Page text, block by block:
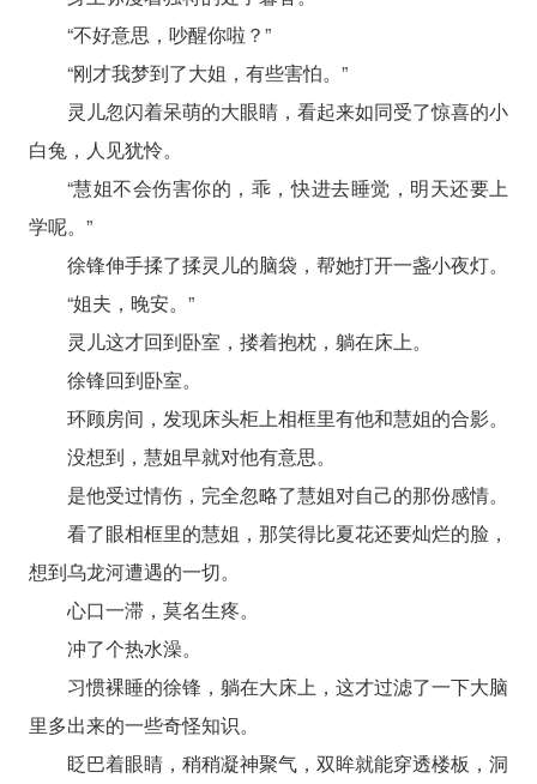
“不好意思，吵醒你啦？”
“刚才我梦到了大姐，有些害怕。”
灵儿忽闪着呆萌的大眼睛，看起来如同受了惊喜的小
白兔，人见犹怜。
“慧姐不会伤害你的，乖，快进去睡觉，明天还要上
学呢。”
徐锋伸手揉了揉灵儿的脑袋，帮她打开一盏小夜灯。
“姐夫，晚安。”
灵儿这才回到卧室，搂着抱枕，躺在床上。
徐锋回到卧室。
环顾房间，发现床头柜上相框里有他和慧姐的合影。
没想到，慧姐早就对他有意思。
是他受过情伤，完全忽略了慧姐对自己的那份感情。
看了眼相框里的慧姐，那笑得比夏花还要灿烂的脸，
想到乌龙河遭遇的一切。
心口一滞，莫名生疼。
冲了个热水澡。
习惯裸睡的徐锋，躺在大床上，这才过滤了一下大脑
里多出来的一些奇怪知识。
眨巴着眼睛，稍稍凝神聚气，双眸就能穿透楼板，洞